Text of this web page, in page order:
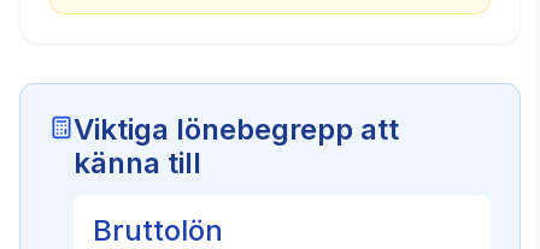
Viktiga lönebegrepp att
känna till
Bruttolön